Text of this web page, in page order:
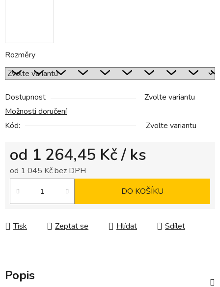
Rozměry
Dostupnost
Zvolte variantu
Možnosti doručení
Kód:
Zvolte variantu
od 1 264,45 Kč/ ks
od 1 045 Kčbez DPH
DO KOŠÍKU
Tisk Zeptat se Hlídat Sdílet
Popis